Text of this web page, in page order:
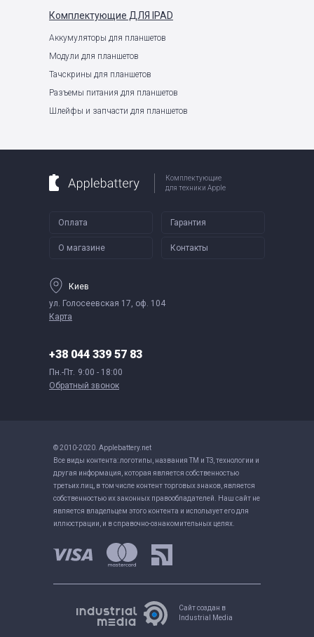
Комплектующие ДЛЯ IPAD
Аккумуляторы для планшетов
Модули для планшетов
Тачскрины для планшетов
Разъемы питания для планшетов
Шлейфы и запчасти для планшетов
Комплектующие
для техники Apple
Оплата Гарантия
О магазине Контакты
Киев
ул. Голосеевская 17, оф. 104
Карта
+38 044 339 57 83
Пн.-Пт. 9:00 - 18:00
Обратный звонок
© 2010-2020. Applebattery.net
Все виды контента: логотипы, названия ТМ и ТЗ, технологии и
другая информация, которая является собственностью
третьих лиц, в том числе контент торговых знаков, является
собственностью их законных правообладателей. Наш сайт не
является владельцем этого контента и использует его для
иллюстрации, и в справочно-ознакомительных целях.
Сайт создан в
Industrial Media